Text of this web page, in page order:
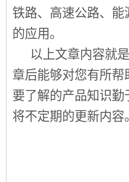
铁路、高速公路、
的应用。
以上文章内容就
章后能够对您有所
要了解的产品知识
将不定期的更新内容